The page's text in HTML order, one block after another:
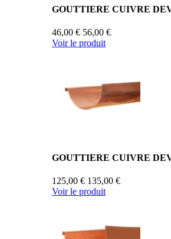
GOUTTIERE CUIVRE
46,00 € 56,00 €
Voir le produit
GOUTTIERE CUIVRE
125,00 € 135,00 €
Voir le produit